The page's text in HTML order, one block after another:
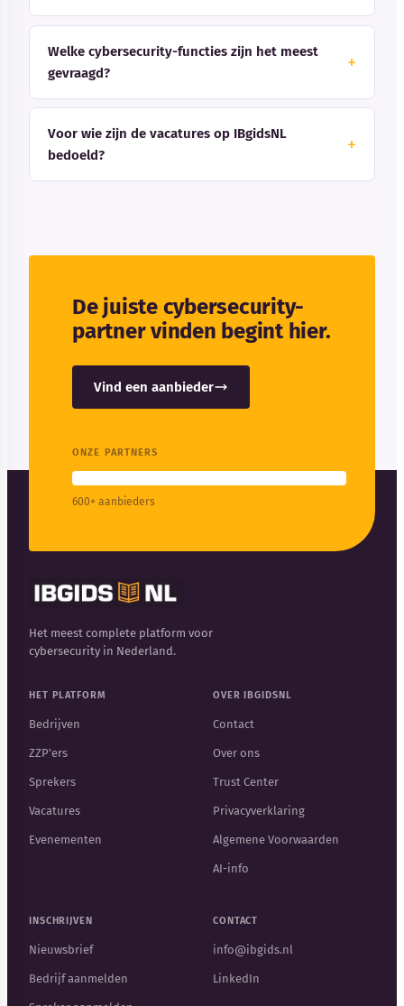
Welke cybersecurity-functies zijn het meest
gevraagd?
Voor wie zijn de vacatures op IBgidsNL
bedoeld?
De juiste cybersecurity-
partner vinden begint hier.
Vind een aanbieder
ONZE PARTNERS
600+ aanbieders
Het meest complete platform voor
cybersecurity in Nederland.
HET PLATFORM
Bedrijven
ZZP'ers
Sprekers
Vacatures
Evenementen
OVER IBGIDSNL
Contact
Over ons
Trust Center
Privacyverklaring
Algemene Voorwaarden
AI-info
INSCHRIJVEN
Nieuwsbrief
Bedrijf aanmelden
CONTACT
info@ibgids.nl
LinkedIn